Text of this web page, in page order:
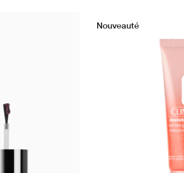
Nouveauté